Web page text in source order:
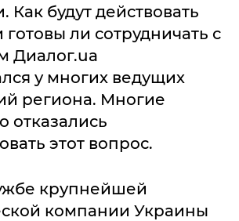
Как будут действовать
ли сотрудничать с
Диалог.ua
у многих ведущих
региона. Многие
отказались
этот вопрос.
крупнейшей
компании Украины